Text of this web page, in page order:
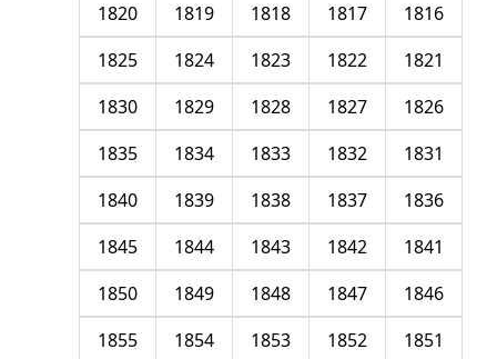
1816
1817
1818
1819
1820
1821
1822
1823
1824
1825
1826
1827
1828
1829
1830
1831
1832
1833
1834
1835
1836
1837
1838
1839
1840
1841
1842
1843
1844
1845
1846
1847
1848
1849
1850
1851
1852
1853
1854
1855